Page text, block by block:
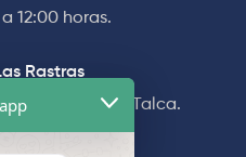
12:00 horas.
Rastras
5 Norte, Talca.
6400